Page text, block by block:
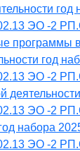
год
ЭО -2
программы в
год
ЭО -2
ЭО -2
набора
ЭО -2